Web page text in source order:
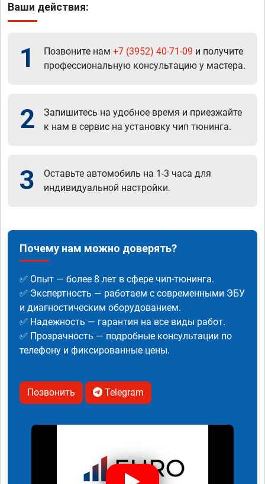
Ваши действия:
1 Позвоните нам +7 (3952) 40-71-09 и получите
профессиональную консультацию у мастера.
2
Запишитесь на удобное время и приезжайте
к нам в сервис на установку чип тюнинга.
3
Оставьте автомобиль на 1-3 часа для
индивидуальной настройки.
Почему нам можно доверять?
✅ Опыт — более 8 лет в сфере чип-тюнинга.
✅ Экспертность — работаем с современными ЭБУ
и диагностическим оборудованием.
✅ Надежность — гарантия на все виды работ.
✅ Прозрачность — подробные консультации по
телефону и фиксированные цены.
Позвонить Telegram